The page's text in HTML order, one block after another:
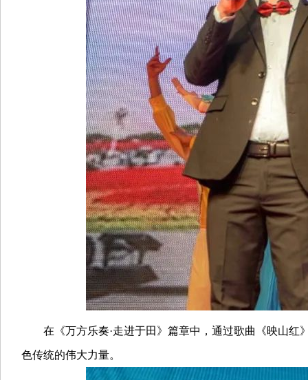
在《万方乐奏·走进于田》篇章中，通过歌曲《映山红
色传统的伟大力量。